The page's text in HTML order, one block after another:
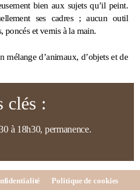
bien aux sujets qu’il peint.
ses cadres ; aucun outil
poncés et vernis à la main.
mélange d’animaux, d’objets et de
clés :
à 18h30, permanence.
Politique de cookies